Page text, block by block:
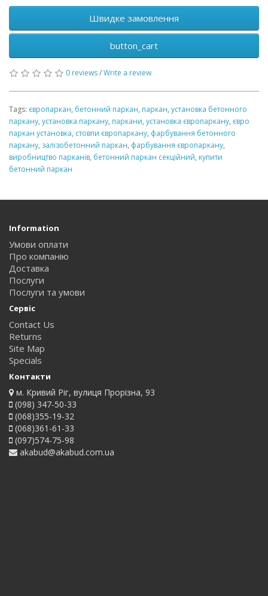
Швидке замовлення
button_cart
0 reviews/Write a review
Tags: європаркан, бетонний паркан, паркан, установка бетонного
паркану, установка паркану, паркани, установка європаркану, євро
паркан установка, стовпи європаркану, фарбування бетонного
паркану, залізобетонний паркан, фарбування європаркану,
виробництво парканів, бетонний паркан секційний, купити
бетонний паркан
Information
Умови оплати
Про компанію
Доставка
Послуги
Послуги та умови
Сервіс
Contact Us
Returns
Site Map
Specials
Контакти
м. Кривий Ріг, вулиця Прорізна, 93
(098) 347-50-33
(068)355-19-32
(068)361-61-33
(097)574-75-98
akabud@akabud.com.ua